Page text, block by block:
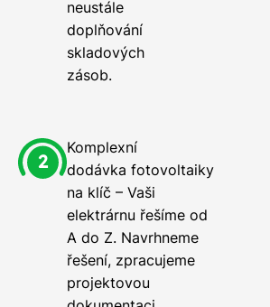
neustále
doplňování
skladových
zásob.
Komplexní
dodávka fotovoltaiky
na klíč – Vaši
elektrárnu řešíme od
A do Z. Navrhneme
řešení, zpracujeme
projektovou